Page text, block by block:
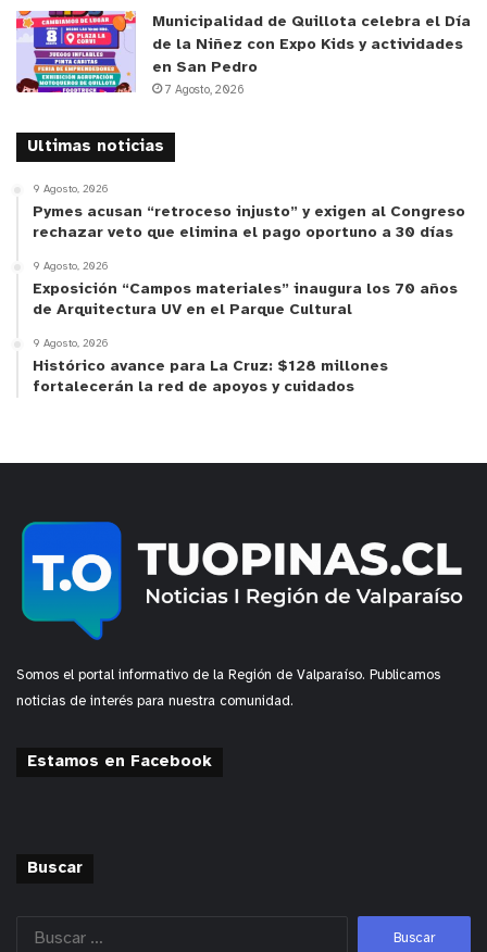
Municipalidad de Quillota celebra el Día
de la Niñez con Expo Kids y actividades
en San Pedro
7 Agosto, 2026
Ultimas noticias
9 Agosto, 2026
Pymes acusan “retroceso injusto” y exigen al Congreso
rechazar veto que elimina el pago oportuno a 30 días
9 Agosto, 2026
Exposición “Campos materiales” inaugura los 70 años
de Arquitectura UV en el Parque Cultural
9 Agosto, 2026
Histórico avance para La Cruz: $128 millones
fortalecerán la red de apoyos y cuidados
Somos el portal informativo de la Región de Valparaíso. Publicamos
noticias de interés para nuestra comunidad.
Estamos en Facebook
Buscar